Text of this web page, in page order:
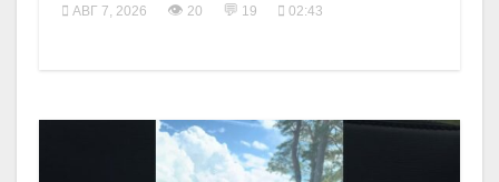
АВГ 7, 2026 👁 20 💬 19 02:43